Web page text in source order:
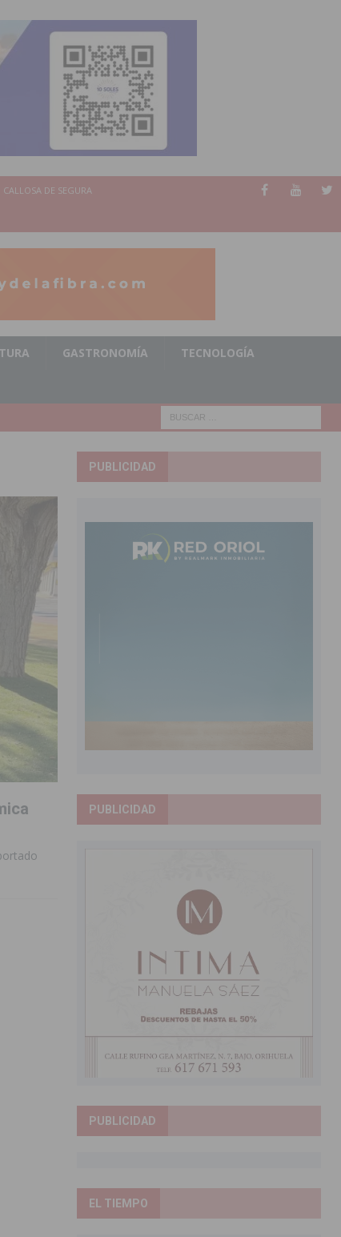
CALLOSA DE SEGURA
GASTRONOMÍA TECNOLOGÍA
PUBLICIDAD
PUBLICIDAD
PUBLICIDAD
EL TIEMPO